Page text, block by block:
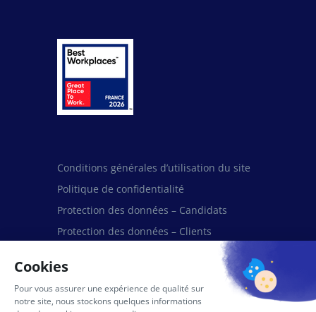
Conditions générales d’utilisation du site
Politique de confidentialité
Protection des données – Candidats
Protection des données – Clients
Protection des données – Fournisseurs et
Partenaires
Mentions légales
Politique de cookies (UE)